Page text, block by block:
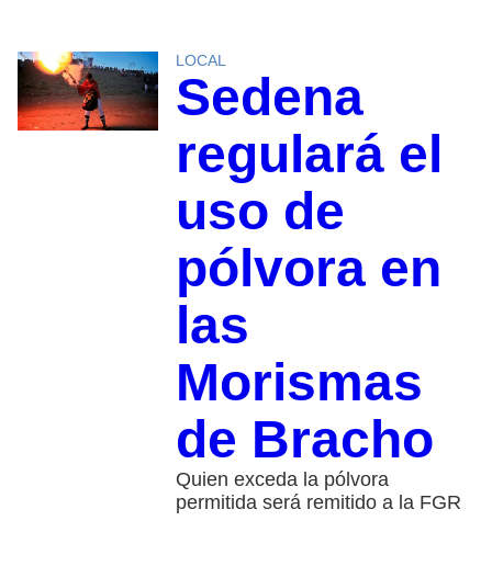
LOCAL
Sedena
regulará el
uso de
pólvora en
las
Morismas
de Bracho
Quien exceda la pólvora
permitida será remitido a la FGR